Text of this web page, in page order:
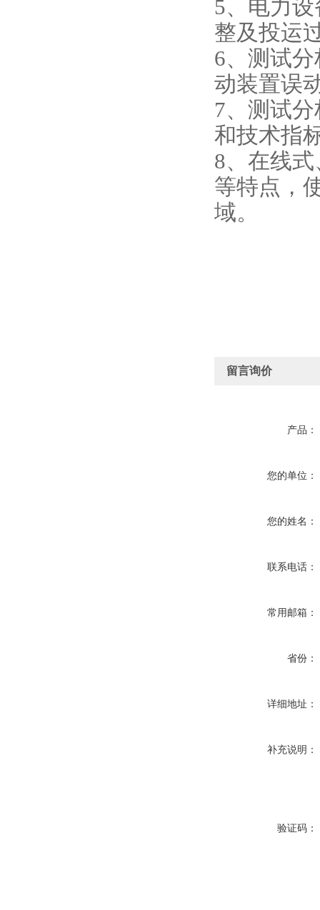
5、 电力
整及投运
6、 测试
动装置误
7、 测试
和技术指
8、 在线
等特点，
域。
留言询价
产品：
您的单位：
您的姓名：
联系电话：
常用邮箱：
省份：
详细地址：
补充说明：
验证码：